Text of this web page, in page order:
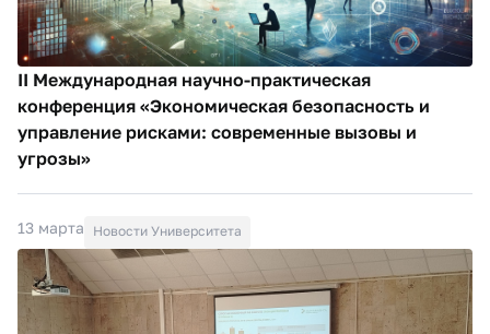
II Международная научно-практическая
конференция «Экономическая безопасность и
управление рисками: современные вызовы и
угрозы»
13 марта Новости Университета